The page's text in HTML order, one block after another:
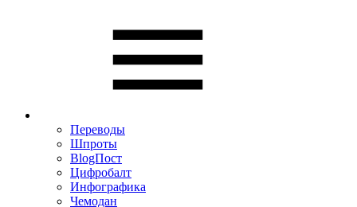
Переводы
Шпроты
BlogПост
Цифробалт
Инфографика
Чемодан